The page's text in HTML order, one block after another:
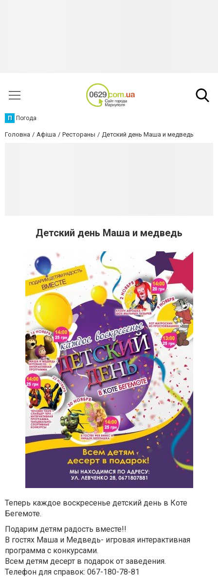
П Погода
Головна Афіша Рестораны Детский день Маша и медведь
Детский день Маша и медведь
Теперь каждое воскресенье детский день в Коте
Бегемоте.
Подарим детям радость вместе!!
В гостях Маша и Медведь- игровая интерактивная
программа с конкурсами.
Всем детям десерт в подарок от заведения.
Телефон для справок: 067-180-78-81